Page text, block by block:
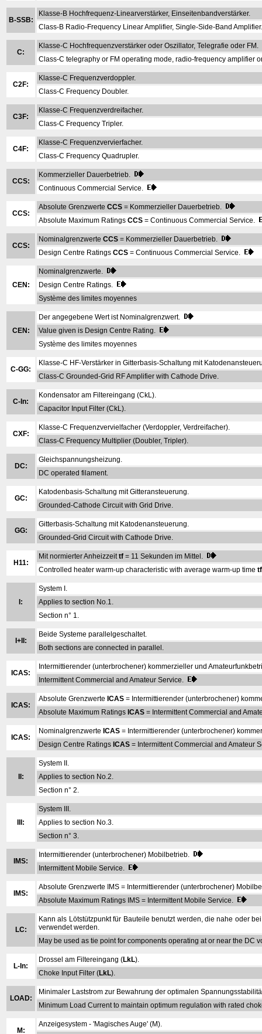
B-SSB:
Klasse-B Hochfrequenz-Linearverstärker, Einseitenbandverstärker.
Class-B Radio-Frequency Linear Amplifier, Single-Side-Band Amplifier.
C:
Klasse-C Hochfrequenzverstärker oder Oszillator, Telegrafie oder FM.
Class-C telegraphy or FM operating mode, radio-frequency amplifier
C2F:
Klasse-C Frequenzverdoppler.
Class-C Frequency Doubler.
C3F:
Klasse-C Frequenzverdreifacher.
Class-C Frequency Tripler.
C4F:
Klasse-C Frequenzvervierfacher.
Class-C Frequency Quadrupler.
CCS:
Kommerzieller Dauerbetrieb.
Continuous Commercial Service.
CCS:
Absolute Grenzwerte CCS = Kommerzieller Dauerbetrieb.
Absolute Maximum Ratings CCS = Continuous Commercial Service.
CCS:
Nominalgrenzwerte CCS = Kommerzieller Dauerbetrieb.
Design Centre Ratings CCS = Continuous Commercial Service.
CEN:
Nominalgrenzwerte.
Design Centre Ratings.
Système des limites moyennes
CEN:
Der angegebene Wert ist Nominalgrenzwert.
Value given is Design Centre Rating.
Système des limites moyennes
C-GG:
Klasse-C HF-Verstärker in Gitterbasis-Schaltung mit
Class-C Grounded-Grid RF Amplifier with Cathode Drive.
C-In:
Kondensator am Filtereingang (CkL).
Capacitor Input Filter (CkL).
CXF:
Klasse-C Frequenzvervielfacher (Verdoppler, Verdreifacher).
Class-C Frequency Multiplier (Doubler, Tripler).
DC:
Gleichspannungsheizung.
DC operated filament.
GC:
Katodenbasis-Schaltung mit Gitteransteuerung.
Grounded-Cathode Circuit with Grid Drive.
GG:
Gitterbasis-Schaltung mit Katodenansteuerung.
Grounded-Grid Circuit with Cathode Drive.
H11:
Mit normierter Anheizzeittf = 11 Sekunden im Mittel.
Controlled heater warm-up characteristic with average warm-up time tf
I:
System I.
Applies to section No.1.
Section n° 1.
I+II:
Beide Systeme parallelgeschaltet.
Both sections are connected in parallel.
ICAS:
Intermittierender (unterbrochener) kommerzieller und
Intermittent Commercial and Amateur Service.
ICAS:
Absolute Grenzwerte ICAS = Intermittierender (unterbrochener)
Absolute Maximum Ratings ICAS = Intermittent Commercial and
ICAS:
Nominalgrenzwerte ICAS = Intermittierender (unterbrochener)
Design Centre Ratings ICAS = Intermittent Commercial and Amateur
II:
System II.
Applies to section No.2.
Section n° 2.
III:
System III.
Applies to section No.3.
Section n° 3.
IMS:
Intermittierender (unterbrochener) Mobilbetrieb.
Intermittent Mobile Service.
IMS:
Absolute Grenzwerte IMS = Intermittierender (unterbrochener)
Absolute Maximum Ratings IMS = Intermittent Mobile Service.
LC:
Kann als Lötstützpunkt für Bauteile benutzt werden, die nahe oder
verwendet werden.
May be used as tie point for components operating at or near the DC
L-In:
Drossel am Filtereingang (LkL).
Choke Input Filter (LkL).
LOAD:
Minimaler Laststrom zur Bewahrung der optimalen
Minimum Load Current to maintain optimum regulation with rated
M:
Anzeigesystem - 'Magisches Auge' (M).